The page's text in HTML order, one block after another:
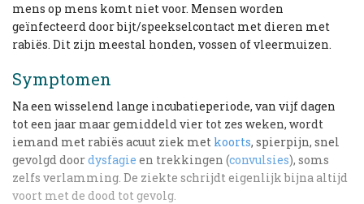
mens op mens komt niet voor. Mensen worden
geïnfecteerd door bijt/speekselcontact met dieren met
rabiës. Dit zijn meestal honden, vossen of vleermuizen.
Symptomen
Na een wisselend lange incubatieperiode, van vijf dagen
tot een jaar maar gemiddeld vier tot zes weken, wordt
iemand met rabiës acuut ziek met koorts, spierpijn, snel
gevolgd doordysfagie en trekkingen (convulsies), soms
zelfs verlamming. De ziekte schrijdt eigenlijk bijna altijd
voort met de dood tot gevolg.